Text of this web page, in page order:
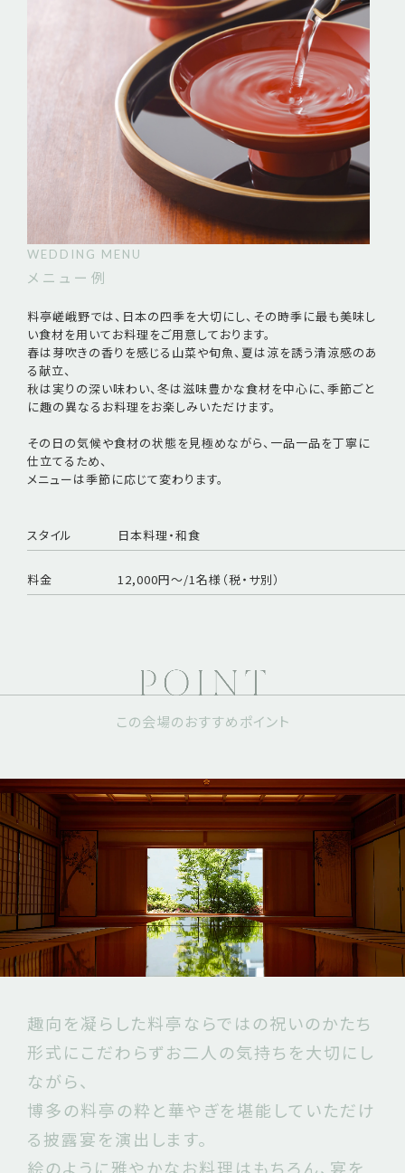
WEDDING MENU
メニュー例
料亭嵯峨野では、日本の四季を大切にし、その時季に最も美味し
い食材を用いてお料理をご用意しております。
春は芽吹きの香りを感じる山菜や旬魚、夏は涼を誘う清涼感のあ
る献立、
秋は実りの深い味わい、冬は滋味豊かな食材を中心に、季節ごと
に趣の異なるお料理をお楽しみいただけます。
その日の気候や食材の状態を見極めながら、一品一品を丁寧に
仕立てるため、
メニューは季節に応じて変わります。
スタイル 日本料理・和食
料金 12,000円～/1名様（税・サ別）
この会場のおすすめポイント
趣向を凝らした料亭ならではの祝いのかたち
形式にこだわらずお二人の気持ちを大切にし
ながら、
博多の料亭の粋と華やぎを堪能していただけ
る披露宴を演出します。
絵のように雅やかなお料理はもちろん、宴を